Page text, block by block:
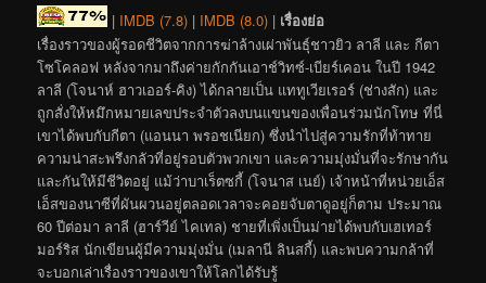
| IMDB (7.8) | IMDB (8.0) | เรื่องย่อ
เรื่องราวของผู้รอดชีวิตจากการฆ่าล้างเผ่าพันธุ์ชาวยิว ลาลี และ กีตา
โซโคลอฟ หลังจากมาถึงค่ายกักกันเอาช์วิทซ์-เบียร์เคอน ในปี 1942
ลาลี (โจนาห์ ฮาวเออร์-คิง) ได้กลายเป็น แททูเวียเรอร์ (ช่างสัก) และ
ถูกสั่งให้หมึกหมายเลขประจำตัวลงบนแขนของเพื่อนร่วมนักโทษ ที่นี่
เขาได้พบกับกีตา (แอนนา พรอชเนียก) ซึ่งนำไปสู่ความรักที่ท้าทาย
ความน่าสะพรึงกลัวที่อยู่รอบตัวพวกเขา และความมุ่งมั่นที่จะรักษากัน
และกันให้มีชีวิตอยู่ แม้ว่าบาเร็ตซกี้ (โจนาส เนย์) เจ้าหน้าที่หน่วยเอ็ส
เอ็สของนาซีที่ผันผวนอยู่ตลอดเวลาจะคอยจับตาดูอยู่ก็ตาม ประมาณ
60 ปีต่อมา ลาลี (ฮาร์วีย์ ไคเทล) ชายที่เพิ่งเป็นม่ายได้พบกับเฮเทอร์
มอร์ริส นักเขียนผู้มีความมุ่งมั่น (เมลานี ลินสกี้) และพบความกล้าที่
จะบอกเล่าเรื่องราวของเขาให้โลกได้รับรู้